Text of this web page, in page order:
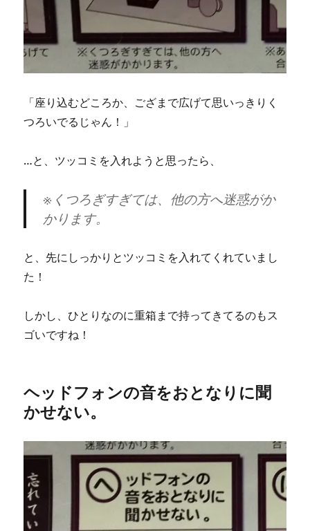
「座り込むどころか、ござまで広げて思いっきりく
つろいでるじゃん！」
…と、ツッコミを入れようと思ったら、
※くつろぎすぎては、他の方へ迷惑がか
かります。
と、先にしっかりとツッコミを入れてくれていまし
た！
しかし、ひとりなのに重箱まで持ってきてるのもス
ゴいですね！
ヘッドフォンの音をおとなりに聞
かせない。